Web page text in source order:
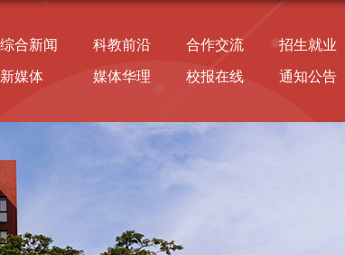
综合新闻 科教前沿 合作交流 招生就业
新媒体 媒体华理 校报在线 通知公告